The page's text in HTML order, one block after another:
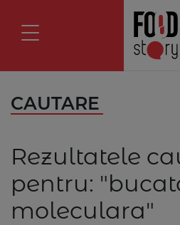
CAUTARE
Rezultatele
pentru:
moleculara"